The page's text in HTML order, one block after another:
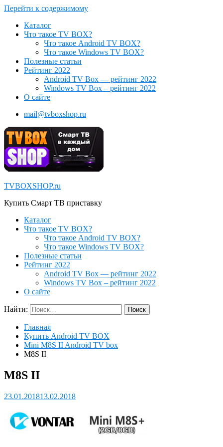
Перейти к содержимому
Каталог
Что такое TV BOX?
Что такое Android TV BOX?
Что такое Windows TV BOX?
Полезные статьи
Рейтинг 2022
Android TV Box — рейтинг 2022
Windows TV Box – рейтинг 2022
О сайте
mail@tvboxshop.ru
TVBOXSHOP.ru
Купить Смарт ТВ приставку
Каталог
Что такое TV BOX?
Что такое Android TV BOX?
Что такое Windows TV BOX?
Полезные статьи
Рейтинг 2022
Android TV Box — рейтинг 2022
Windows TV Box – рейтинг 2022
О сайте
Найти:
Главная
Купить Android TV BOX
Mini M8S II Android TV box
M8S II
M8S II
23.01.201813.02.2018